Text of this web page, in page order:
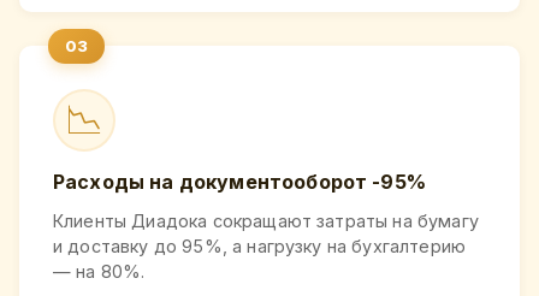
📉
Расходы на документооборот -95%
Клиенты Диадока сокращают затраты на бумагу
и доставку до 95%, а нагрузку на бухгалтерию
— на 80%.